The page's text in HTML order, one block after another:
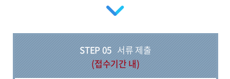
STEP 05 서류 제출
(접수기간 내)